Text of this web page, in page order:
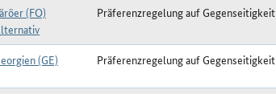
(FO)
Präferenzregelung auf Gegenseitigkeit
(GE) Präferenzregelung auf Gegenseitigkeit